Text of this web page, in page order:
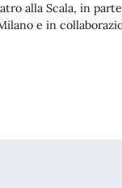
alla Scala, in
e in
Teatro alla Scala –